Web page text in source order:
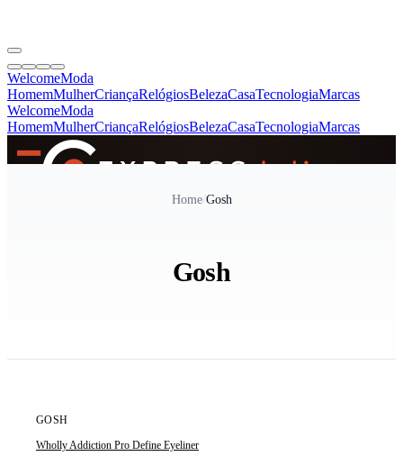
WelcomeModa
HomemMulherCriançaRelógiosBelezaCasaTecnologiaMarcas
WelcomeModa
HomemMulherCriançaRelógiosBelezaCasaTecnologiaMarcas
Home/Gosh
Gosh
GOSH
Wholly Addiction Pro Define Eyeliner